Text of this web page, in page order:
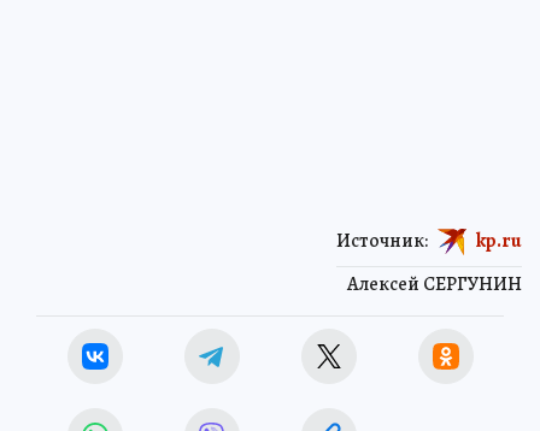
Алексей СЕРГУНИН
Источник: kp.ru